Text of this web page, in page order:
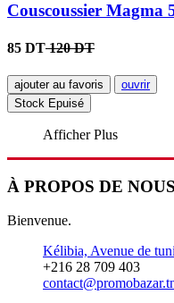
Couscoussier Magma
85 DT120 DT
ajouter au favoris
ouvrir
Stock Epuisé
Afficher Plus
À PROPOS DE NOUS
Bienvenue.
Kélibia, Avenue de
+216 28 709 403